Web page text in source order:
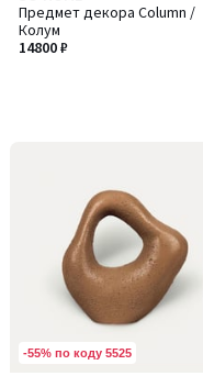
Предмет декора Column /
Колум
14800 ₽
-55% по коду 5525